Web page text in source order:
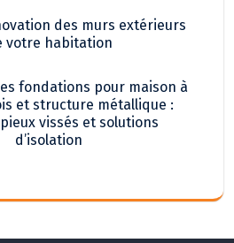
des murs extérieurs
votre habitation
fondations pour maison à
et structure métallique :
vissés et solutions
d’isolation